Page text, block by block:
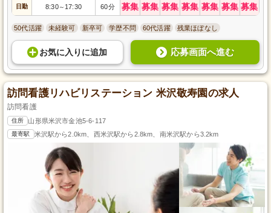
日勤 8:30～ 17:30 60分 募集 募集 募集 募集 募集 募集 募集
50代活躍 未経験可 新卒可 学歴不問 60代活躍 残業ほぼなし
お気に入り に追加 応募画面へ進む
訪問看護リハビリステーション 米沢敬寿園の求人
訪問看護
住所 山形県米沢市金池5-6-117
最寄駅 米沢駅から2.0km、西米沢駅から2.8km、南米沢駅から3.2km